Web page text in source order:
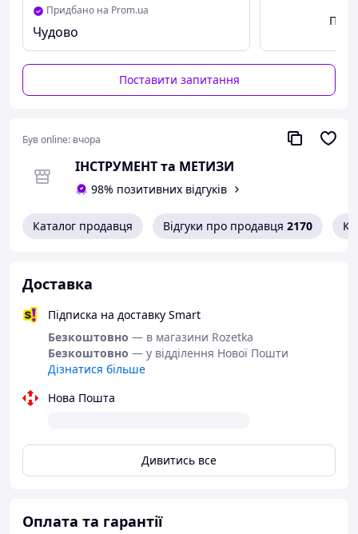
Розмір під біту - PH3
Тип різьблення – метричний
Діаметр, мм – 6
Довжина, мм – 16
Клас міцності – 4.8
Придбано на Prom.ua
Чудово
Поставити запитання
Був online: вчора
ІНСТРУМЕНТ та МЕТИЗИ
98% позитивних відгуків
Каталог продавця Відгуки про продавця 2170
Доставка
Підписка на доставку Smart
Безкоштовно — в магазини Rozetka
Безкоштовно — у відділення Нової Пошти
Дізнатися більше
Нова Пошта
Дивитись все
Оплата та гарантії